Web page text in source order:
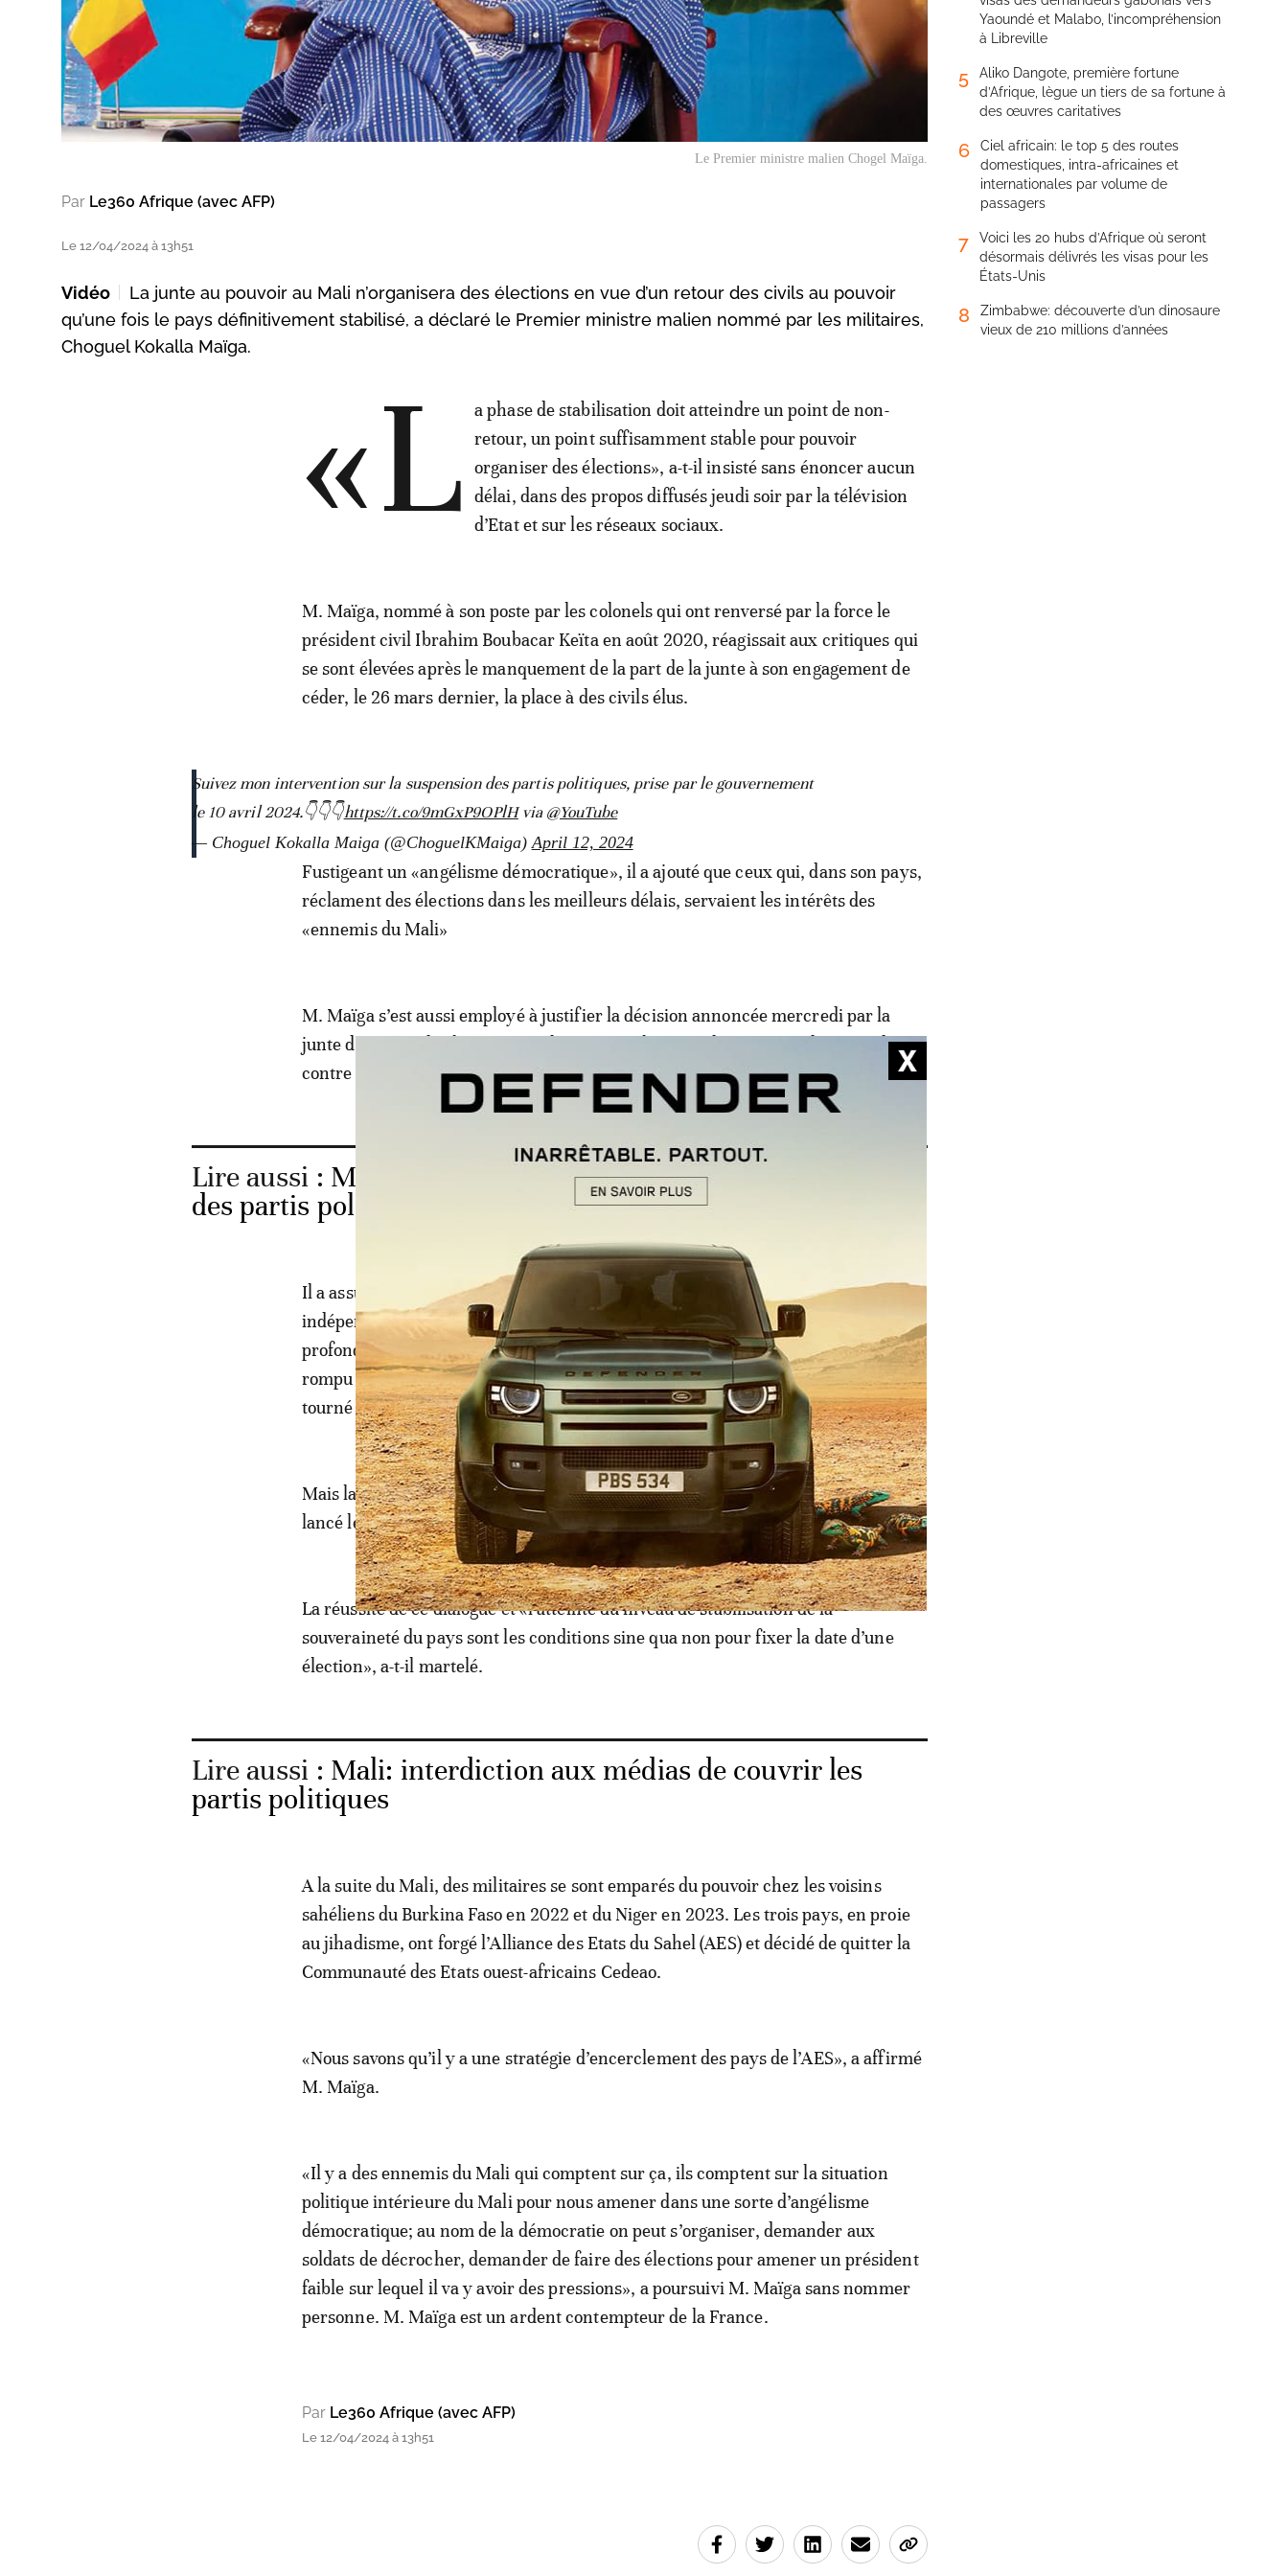
Le Premier ministre malien Chogel Maïga.
Par Le360 Afrique (avec AFP)
Le 12/04/2024 à 13h51
Vidéo
La junte au pouvoir au Mali n’organisera des élections en vue d’un retour des civils au pouvoir
qu’une fois le pays définitivement stabilisé, a déclaré le Premier ministre malien nommé par les militaires,
Choguel Kokalla Maïga.
«L
a phase de stabilisation doit atteindre un point de non-
retour, un point suffisamment stable pour pouvoir
organiser des élections», a-t-il insisté sans énoncer aucun
délai, dans des propos diffusés jeudi soir par la télévision
d’Etat et sur les réseaux sociaux.
M. Maïga, nommé à son poste par les colonels qui ont renversé par la force le
président civil Ibrahim Boubacar Keïta en août 2020, réagissait aux critiques qui
se sont élevées après le manquement de la part de la junte à son engagement de
céder, le 26 mars dernier, la place à des civils élus.
Suivez mon intervention sur la suspension des partis politiques, prise par le gouvernement
le 10 avril 2024.👇👇👇https://t.co/9mGxP9OPlHvia@YouTube
— Choguel Kokalla Maiga (@ChoguelKMaiga) April 12, 2024
Fustigeant un «angélisme démocratique», il a ajouté que ceux qui, dans son pays,
réclament des élections dans les meilleurs délais, servaient les intérêts des
«ennemis du Mali»
M. Maïga s’est aussi employé à justifier la décision annoncée mercredi par la
junte de suspendre les activités des partis politiques, dernier tour de vis en date
contre toute forme de contestation.
Lire aussi : Mali: le gouvernement «suspend» les activités
des partis politiques
Il a assuré que le Mali, confronté aux agissements des groupes jihadistes et
indépendantistes et plongé depuis 2012 dans une crise multidimensionnelle
profonde, avait recouvré le contrôle de l’intégralité de son territoire depuis qu’il a
rompu l’alliance avec la France et ses partenaires européens en 2022 et s’est
tourné militairement et politiquement vers la Russie.
Mais la stabilité ne sera possible qu’après l’achèvement d’un dialogue national
lancé le 31 décembre par le chef de la junte, le colonel Assimi Goïta, a-t-il dit.
La réussite de ce dialogue et «l’atteinte du niveau de stabilisation de la
souveraineté du pays sont les conditions sine qua non pour fixer la date d’une
élection», a-t-il martelé.
Lire aussi : Mali: interdiction aux médias de couvrir les
partis politiques
A la suite du Mali, des militaires se sont emparés du pouvoir chez les voisins
sahéliens du Burkina Faso en 2022 et du Niger en 2023. Les trois pays, en proie
au jihadisme, ont forgé l’Alliance des Etats du Sahel (AES) et décidé de quitter la
Communauté des Etats ouest-africains Cedeao.
«Nous savons qu’il y a une stratégie d’encerclement des pays de l’AES», a affirmé
M. Maïga.
«Il y a des ennemis du Mali qui comptent sur ça, ils comptent sur la situation
politique intérieure du Mali pour nous amener dans une sorte d’angélisme
démocratique; au nom de la démocratie on peut s’organiser, demander aux
soldats de décrocher, demander de faire des élections pour amener un président
faible sur lequel il va y avoir des pressions», a poursuivi M. Maïga sans nommer
personne. M. Maïga est un ardent contempteur de la France.
Par Le360 Afrique (avec AFP)
Le 12/04/2024 à 13h51
Yaoundé et Malabo, l’incompréhension
à Libreville
5
Aliko Dangote, première fortune
d’Afrique, lègue un tiers de sa fortune à
des œuvres caritatives
6
Ciel africain: le top 5 des routes
domestiques, intra-africaines et
internationales par volume de
passagers
7
Voici les 20 hubs d’Afrique où seront
désormais délivrés les visas pour les
États-Unis
8
Zimbabwe: découverte d’un dinosaure
vieux de 210 millions d’années